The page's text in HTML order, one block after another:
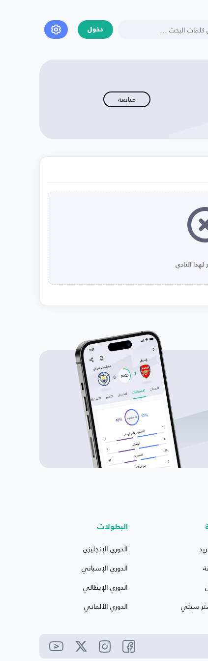
دخول
متابعة
لهذا النادي
سيتي
البطولات
الدوري الإنجليزي
الدوري الإسباني
الدوري الإيطالي
الدوري الألماني